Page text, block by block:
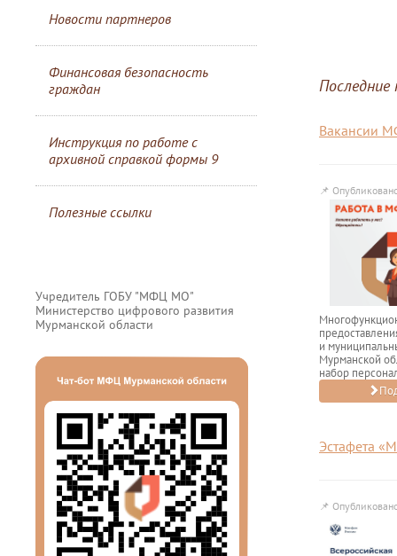
Новости партнеров
Финансовая безопасность
граждан
Инструкция по работе с
архивной справкой формы 9
Полезные ссылки
Учредитель ГОБУ "МФЦ МО"
Министерство цифрового развития
Мурманской области
Последние
Вакансии
📌
и
Мурманской
набор
Эстафета
📌